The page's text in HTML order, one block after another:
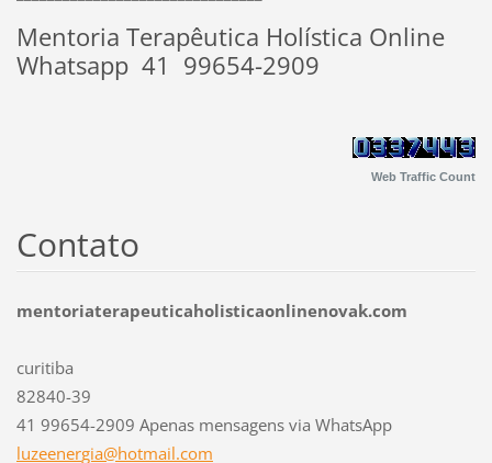
Mentoria Terapêutica Holística Online
Whatsapp 41 99654-2909
Web Traffic Count
Contato
mentoriaterapeuticaholisticaonlinenovak.com
curitiba
82840-39
41 99654-2909 Apenas mensagens via WhatsApp
luzeenergia@hotmail.com